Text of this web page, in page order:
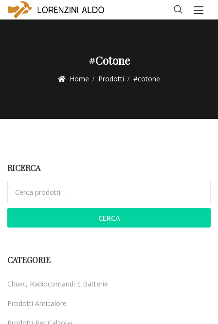
#cotone
Home Prodotti #cotone
RICERCA
CERCA
CATEGORIE
Chiavi, Radiocomandi E Batterie
Prodotti Anticalore